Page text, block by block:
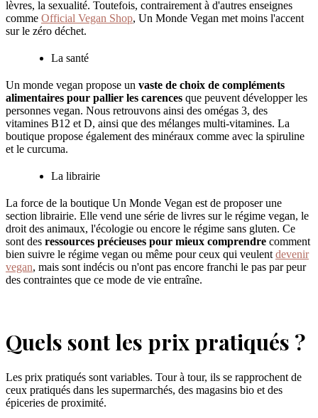
lèvres, la sexualité. Toutefois, contrairement à d'autres enseignes
comme Official Vegan Shop, Un Monde Vegan met moins l'accent
sur le zéro déchet.
La santé
Un monde vegan propose un vaste de choix de compléments
alimentaires pour pallier les carences que peuvent développer les
personnes vegan. Nous retrouvons ainsi des omégas 3, des
vitamines B12 et D, ainsi que des mélanges multi-vitamines. La
boutique propose également des minéraux comme avec la spiruline
et le curcuma.
La librairie
La force de la boutique Un Monde Vegan est de proposer une
section librairie. Elle vend une série de livres sur le régime vegan, le
droit des animaux, l'écologie ou encore le régime sans gluten. Ce
sont des ressources précieuses pour mieux comprendre comment
bien suivre le régime vegan ou même pour ceux qui veulent devenir
vegan, mais sont indécis ou n'ont pas encore franchi le pas par peur
des contraintes que ce mode de vie entraîne.
Quels sont les prix pratiqués ?
Les prix pratiqués sont variables. Tour à tour, ils se rapprochent de
ceux pratiqués dans les supermarchés, des magasins bio et des
épiceries de proximité.